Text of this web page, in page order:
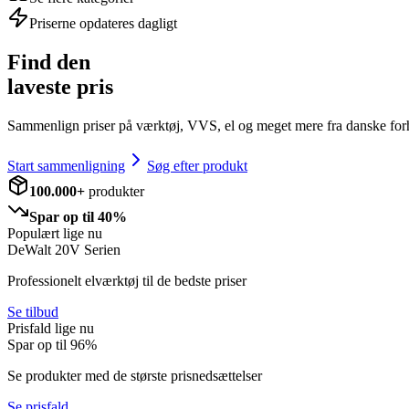
Priserne opdateres dagligt
Find den
laveste pris
Sammenlign priser på værktøj, VVS, el og meget mere fra danske
Start sammenligning
Søg efter produkt
100.000+ produkter
Spar op til 40%
Populært lige nu
DeWalt 20V Serien
Professionelt elværktøj til de bedste priser
Se tilbud
Prisfald lige nu
Spar op til 96%
Se produkter med de største prisnedsættelser